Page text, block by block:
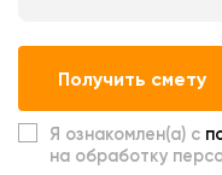
Получить смету
Я ознакомлен(а) с
на обработку